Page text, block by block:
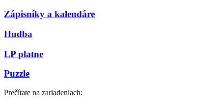
Zápisníky a kalendáre
Hudba
LP platne
Puzzle
Prečítate na zariadeniach: